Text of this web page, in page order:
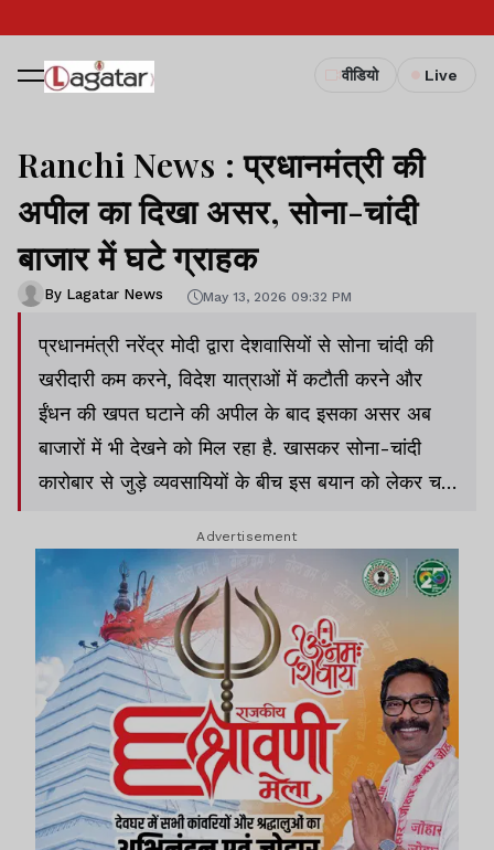
वीडियो Live
Ranchi News : प्रधानमंत्री की
अपील का दिखा असर, सोना-चांदी
बाजार में घटे ग्राहक
By Lagatar News May 13, 2026 09:32 PM
प्रधानमंत्री नरेंद्र मोदी द्वारा देशवासियों से सोना चांदी की
खरीदारी कम करने, विदेश यात्राओं में कटौती करने और
ईंधन की खपत घटाने की अपील के बाद इसका असर अब
बाजारों में भी देखने को मिल रहा है. खासकर सोना-चांदी
कारोबार से जुड़े व्यवसायियों के बीच इस बयान को लेकर चर्चा
Advertisement